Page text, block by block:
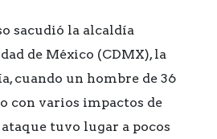
sacudió la alcaldía
de México (CDMX), la
cuando un hombre de 36
con varios impactos de
tuvo lugar a pocos